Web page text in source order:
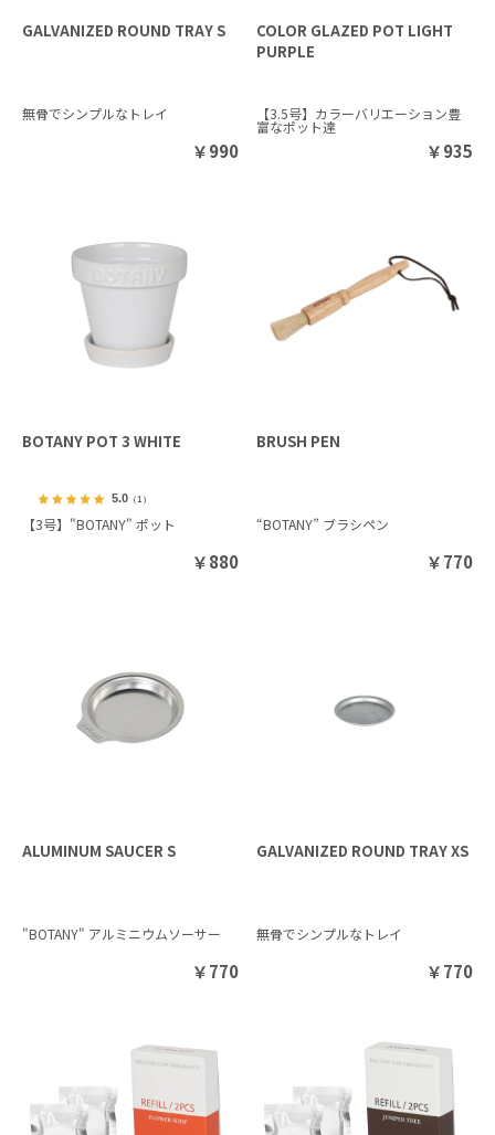
GALVANIZED ROUND TRAY S
無骨でシンプルなトレイ
￥990
COLOR GLAZED POT LIGHT
PURPLE
【3.5号】カラーバリエーション豊
富なポット達
￥935
BOTANY POT 3 WHITE
5.0（1）
【3号】"BOTANY" ポット
￥880
BRUSH PEN
“BOTANY” ブラシペン
￥770
ALUMINUM SAUCER S
"BOTANY" アルミニウムソーサー
￥770
GALVANIZED ROUND TRAY XS
無骨でシンプルなトレイ
￥770